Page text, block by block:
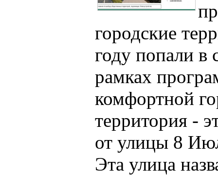
городские
году попали в
рамках
комфортной
территория -
от улицы 8
Эта улица